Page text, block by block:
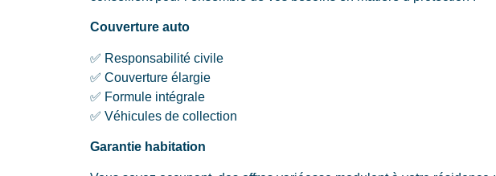
Couverture auto
✅ Responsabilité civile
✅ Couverture élargie
✅ Formule intégrale
✅ Véhicules de collection
Garantie habitation